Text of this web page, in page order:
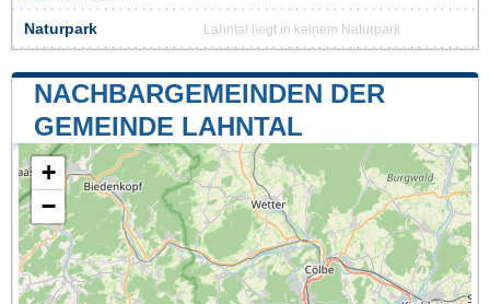
Naturpark Lahntal liegt in keinem Naturpark
NACHBARGEMEINDEN DER
GEMEINDE LAHNTAL
+
−